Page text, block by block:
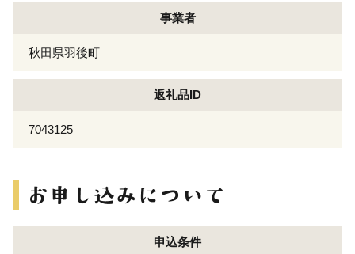
事業者
秋田県羽後町
返礼品ID
7043125
申込条件